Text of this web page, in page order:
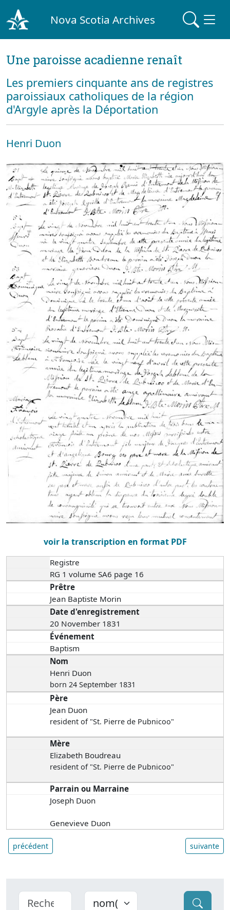
Nova Scotia Archives
Une paroisse acadienne renaît
Les premiers cinquante ans de registres
paroissiaux catholiques de la région
d'Argyle après la Déportation
Henri Duon
voir la transcription en format PDF
Registre
RG 1 volume SA6 page 16
Prêtre
Jean Baptiste Morin
Date d'enregistrement
20 November 1831
Événement
Baptism
Nom
Henri Duon
born 24 September 1831
Père
Jean Duon
resident of "St. Pierre de Pubnicoo"
Mère
Elizabeth Boudreau
resident of "St. Pierre de Pubnicoo"
Parrain ou Marraine
Joseph Duon
Genevieve Duon
précédent suivante